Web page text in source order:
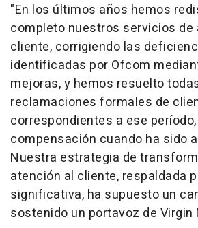
"En los últimos años hemos
completo nuestros servicios de
cliente, corrigiendo las
identificadas por Ofcom
mejoras, y hemos resuelto
reclamaciones formales de
correspondientes a ese
compensación cuando ha sido
Nuestra estrategia de
atención al cliente, respaldada
significativa, ha supuesto un
sostenido un portavoz de Virgin